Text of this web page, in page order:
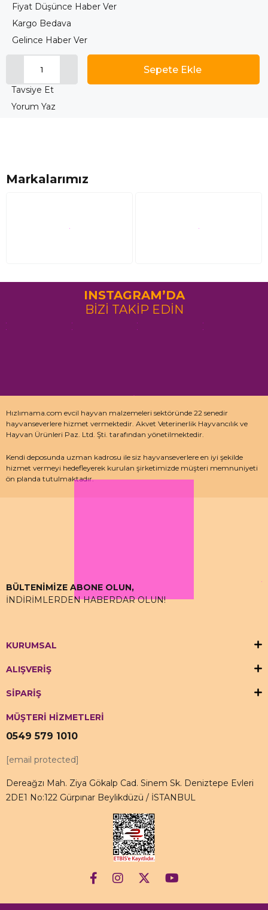
Fiyat Düşünce Haber Ver
Kargo Bedava
Gelince Haber Ver
Tavsiye Et
Yorum Yaz
Markalarımız
INSTAGRAM’DA
BİZİ TAKİP EDİN
Hızlımama.com evcil hayvan malzemeleri sektöründe 22 senedir
hayvanseverlere hizmet vermektedir. Akvet Veterinerlik Hayvancılık ve
Hayvan Ürünleri Paz. Ltd. Şti. tarafından yönetilmektedir.
Kendi deposunda uzman kadrosu ile siz hayvanseverlere en iyi şekilde
hizmet vermeyi hedefleyerek kurulan şirketimizde müşteri memnuniyeti
ön planda tutulmaktadır.
BÜLTENİMİZE ABONE OLUN,
İNDİRİMLERDEN HABERDAR OLUN!
KURUMSAL
ALIŞVERİŞ
SİPARİŞ
MÜŞTERİ HİZMETLERİ
0549 579 1010
[email protected]
Dereağzı Mah. Ziya Gökalp Cad. Sinem Sk. Deniztepe Evleri
2DE1 No:122 Gürpınar Beylikdüzü / İSTANBUL